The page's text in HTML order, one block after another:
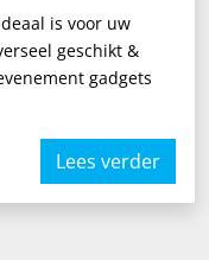
is voor uw
geschikt &
gadgets
Lees verder